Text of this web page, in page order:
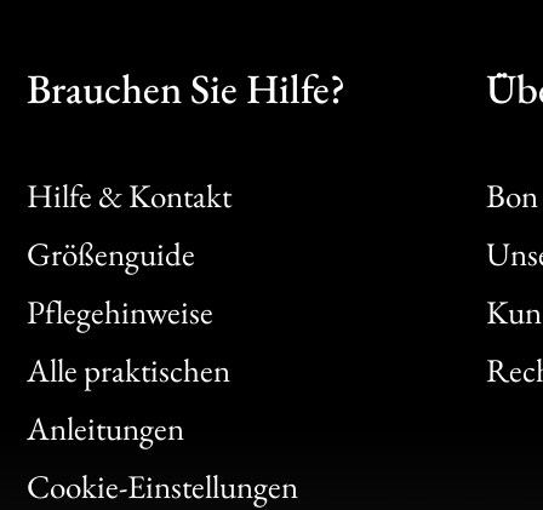
Brauchen Sie Hilfe?
Hilfe & Kontakt
Größenguide
Pflegehinweise
Alle praktischen
Anleitungen
Cookie-Einstellungen
Bon
Clic